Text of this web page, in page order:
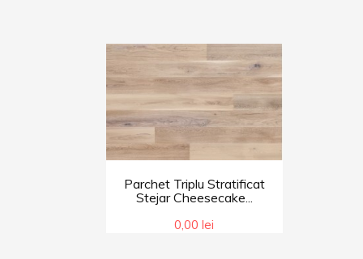
Parchet Triplu Stratificat
Stejar Cheesecake...
0,00 lei